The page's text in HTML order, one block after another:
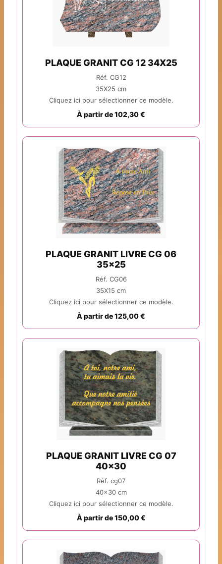
PLAQUE GRANIT CG 12 34X25
Réf. CG12
35X25 cm
Cliquez ici pour sélectionner ce modèle.
À partir de 102,30 €
PLAQUE GRANIT LIVRE CG 06
35x25
Réf. CG06
35X15 cm
Cliquez ici pour sélectionner ce modèle.
À partir de 125,00 €
PLAQUE GRANIT LIVRE CG 07
40x30
Réf. cg07
40x30 cm
Cliquez ici pour sélectionner ce modèle.
À partir de 150,00 €